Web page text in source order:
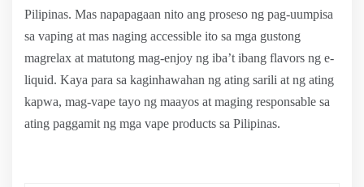
Pilipinas. Mas napapagaan nito ang proseso ng pag-uumpisa
sa vaping at mas naging accessible ito sa mga gustong
magrelax at matutong mag-enjoy ng iba’t ibang flavors ng e-
liquid. Kaya para sa kaginhawahan ng ating sarili at ng ating
kapwa, mag-vape tayo ng maayos at maging responsable sa
ating paggamit ng mga vape products sa Pilipinas.